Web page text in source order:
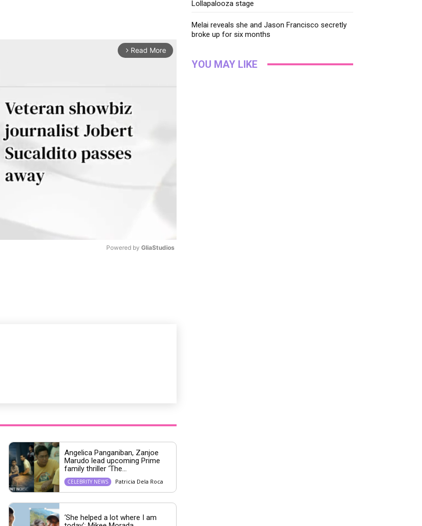
arrow_forward_ios Read More
Powered by GliaStudios
Angelica Panganiban, Zanjoe
Marudo lead upcoming Prime
family thriller ‘The...
CELEBRITY NEWS Patricia Dela Roca
‘She helped a lot where I am
Lollapalooza stage
Melai reveals she and Jason Francisco secretly
broke up for six months
YOU MAY LIKE